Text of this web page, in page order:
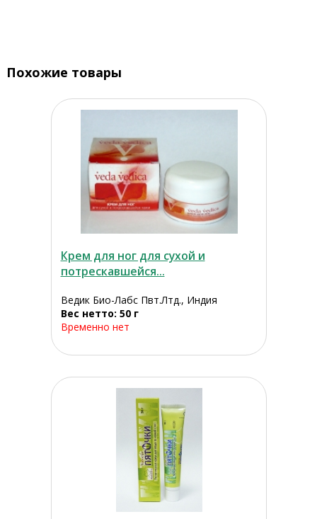
Похожие товары
Крем для ног для сухой и
потрескавшейся...
Ведик Био-Лабс Пвт.Лтд., Индия
Вес нетто: 50 г
Временно нет